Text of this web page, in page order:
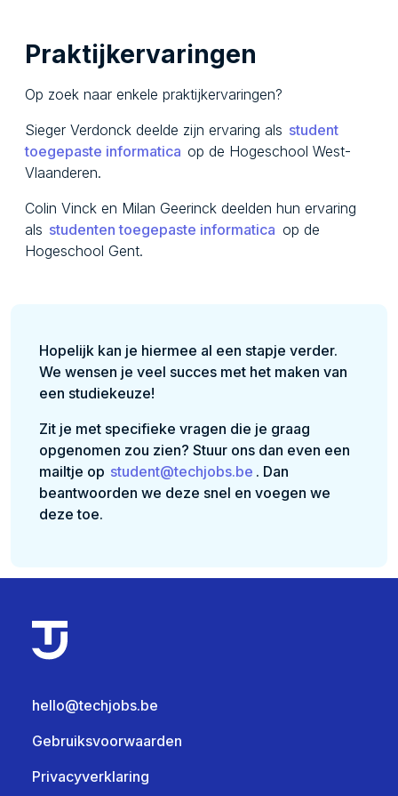
Praktijkervaringen
Op zoek naar enkele praktijkervaringen?
Sieger Verdonck deelde zijn ervaring als student
toegepaste informatica op de Hogeschool West-
Vlaanderen.
Colin Vinck en Milan Geerinck deelden hun ervaring
als studenten toegepaste informatica op de
Hogeschool Gent.
Hopelijk kan je hiermee al een stapje verder.
We wensen je veel succes met het maken van
een studiekeuze!
Zit je met specifieke vragen die je graag
opgenomen zou zien? Stuur ons dan even een
mailtje op student@techjobs.be . Dan
beantwoorden we deze snel en voegen we
deze toe.
hello@techjobs.be
Gebruiksvoorwaarden
Privacyverklaring